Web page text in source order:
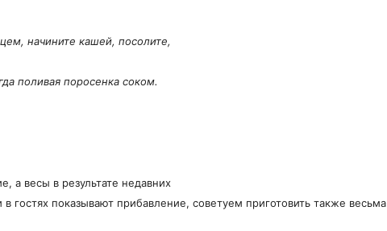
начините кашей, посолите,
поливая поросенка соком.
а весы в результате недавних
гостях показывают прибавление, советуем приготовить также весьма